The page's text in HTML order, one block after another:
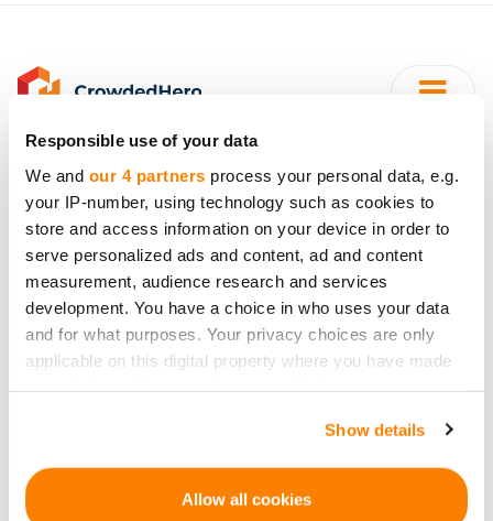
Responsible use of your data
We and our 4 partners process your personal data, e.g.
your IP-number, using technology such as cookies to
store and access information on your device in order to
serve personalized ads and content, ad and content
measurement, audience research and services
development. You have a choice in who uses your data
and for what purposes. Your privacy choices are only
applicable on this digital property where you have made
If you allow, we would also like to:
Show details
Allow all cookies
"SIA CrowdedHero Latvia"
Reģ. Nr. 50203309441
PVN: LV50203309441
Adrese: Rīga, Āraišu iela 34, LV-1039
info@crowdedhero.com